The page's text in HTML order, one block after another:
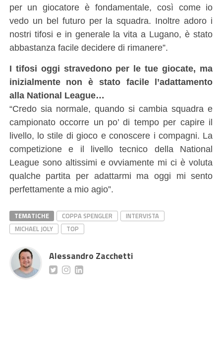
per un giocatore è fondamentale, così come io
vedo un bel futuro per la squadra. Inoltre adoro i
nostri tifosi e in generale la vita a Lugano, è stato
abbastanza facile decidere di rimanere”.
I tifosi oggi stravedono per le tue giocate, ma
inizialmente non è stato facile l’adattamento
alla National League…
“Credo sia normale, quando si cambia squadra e
campionato occorre un po’ di tempo per capire il
livello, lo stile di gioco e conoscere i compagni. La
competizione e il livello tecnico della National
League sono altissimi e ovviamente mi ci è voluta
qualche partita per adattarmi ma oggi mi sento
perfettamente a mio agio”.
TEMATICHE COPPA SPENGLER
INTERVISTA
MICHAEL JOLY
TOP
Alessandro Zacchetti